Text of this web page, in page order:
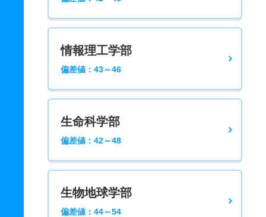
情報理工学部
偏差値：43～46
生命科学部
偏差値：42～48
生物地球学部
偏差値：44～54